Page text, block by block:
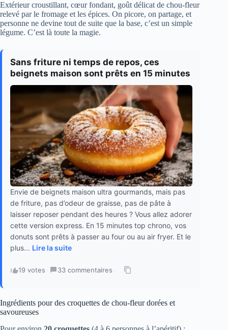
Extérieur croustillant, cœur fondant, goût délicat de chou-fleur
relevé par le fromage et les épices. On picore, on partage, et
personne ne devine tout de suite que la base, c’est un simple
légume. C’est là toute la magie.
Sans friture ni temps de repos, ces
beignets maison sont prêts en 15 minutes
Envie de beignets maison ultra gourmands, mais pas
de friture, pas d’odeur de graisse, pas de pâte à
laisser reposer pendant des heures ? Vous allez adorer
cette version express. En 15 minutes top chrono, vos
donuts sont prêts à passer au four ou au air fryer. Et le
plus... Lire la suite
19 votes · 33 commentaires ·
Ingrédients pour des croquettes de chou-fleur dorées et
savoureuses